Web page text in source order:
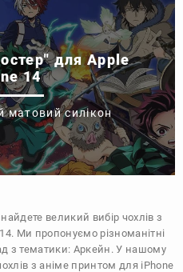
для Apple
14
матовий силікон
великий вибір чохлів з
Ми пропонуємо різноманітні
з тематики: Аркейн . У нашому
з аніме принтом для iPhone